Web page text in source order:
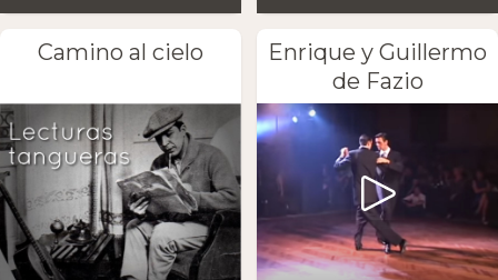
Camino al cielo
Enrique y Guillermo
de Fazio